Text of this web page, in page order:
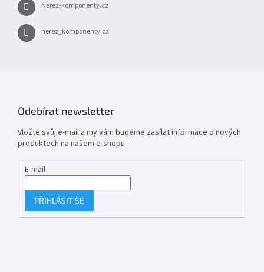
Nerez-komponenty.cz
nerez_komponenty.cz
Odebírat newsletter
Vložte svůj e-mail a my vám budeme zasílat informace o nových
produktech na našem e-shopu.
E-mail
PŘIHLÁSIT SE